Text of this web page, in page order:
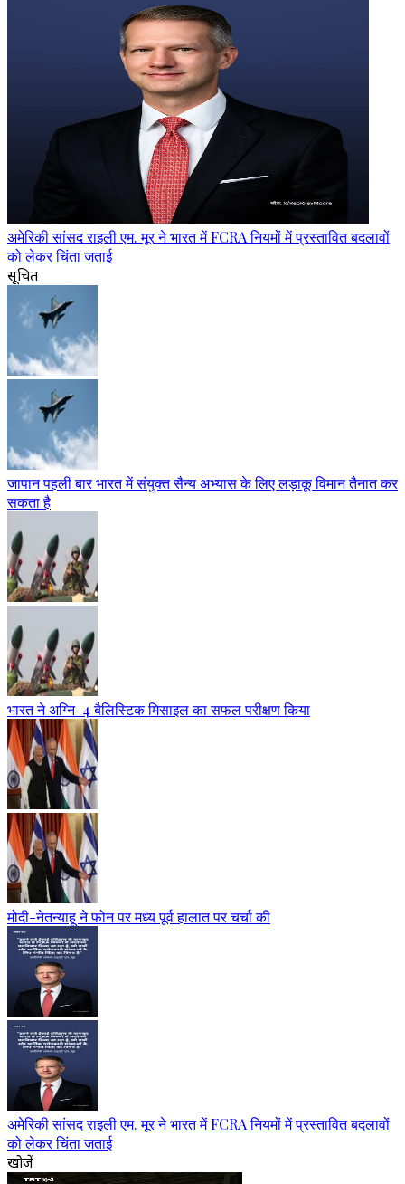
अमेरिकी सांसद राइली एम. मूर ने भारत में FCRA नियमों में प्रस्तावित बदलावों
को लेकर चिंता जताई
सूचित
जापान पहली बार भारत में संयुक्त सैन्य अभ्यास के लिए लड़ाकू विमान तैनात कर
सकता है
भारत ने अग्नि-4 बैलिस्टिक मिसाइल का सफल परीक्षण किया
मोदी-नेतन्याहू ने फोन पर मध्य पूर्व हालात पर चर्चा की
अमेरिकी सांसद राइली एम. मूर ने भारत में FCRA नियमों में प्रस्तावित बदलावों
को लेकर चिंता जताई
खोजें